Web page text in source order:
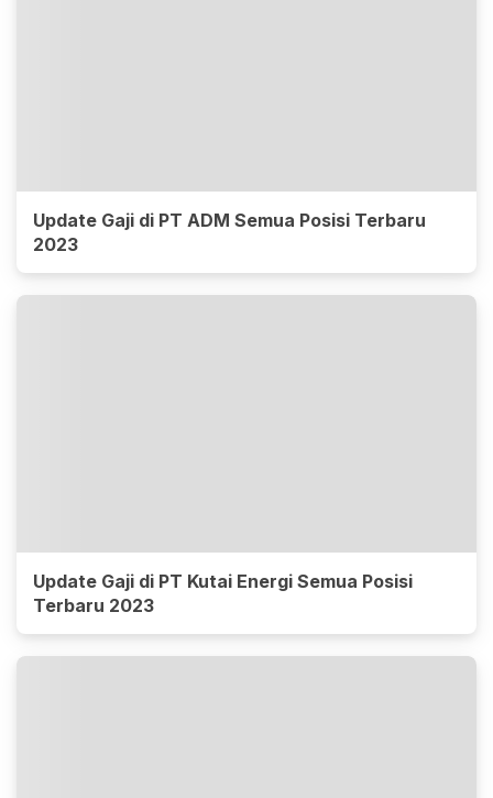
Update Gaji di PT ADM Semua Posisi Terbaru
2023
Update Gaji di PT Kutai Energi Semua Posisi
Terbaru 2023